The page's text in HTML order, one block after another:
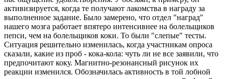
активизируется, когда те получают лакомства в награду за
выполненное задание. Было замерено, что отдел "наград"
нашего мозга работает впятеро интенсивнее на болельщиков
пепси, чем на болельщиков коки. То были "слепые" тесты.
Ситуация решительно изменилась, когда участникам опроса
сказали, какие из проб - кока-кола: чуть ли не все заявили, что
предпочитают коку. Магнитно-резонансный рисунок их
реакции изменился. Обозначилась активность в той лобной